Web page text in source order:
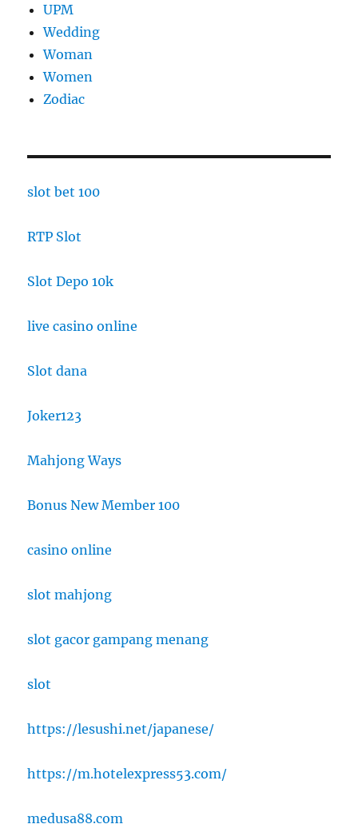
UPM
Wedding
Woman
Women
Zodiac
slot bet 100
RTP Slot
Slot Depo 10k
live casino online
Slot dana
Joker123
Mahjong Ways
Bonus New Member 100
casino online
slot mahjong
slot gacor gampang menang
slot
https://lesushi.net/japanese/
https://m.hotelexpress53.com/
medusa88.com